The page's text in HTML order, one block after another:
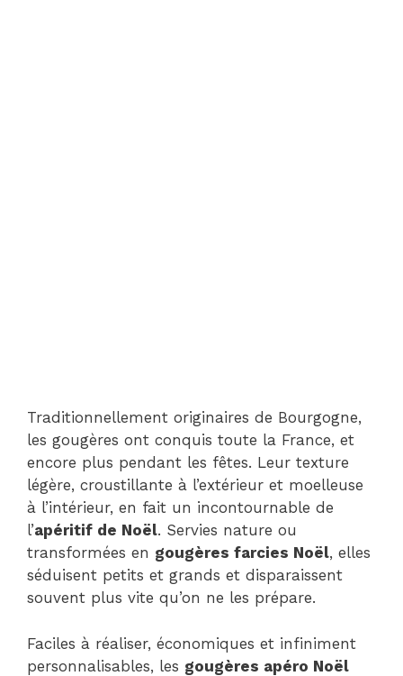
Traditionnellement originaires de Bourgogne,
les gougères ont conquis toute la France, et
encore plus pendant les fêtes. Leur texture
légère, croustillante à l’extérieur et moelleuse
à l’intérieur, en fait un incontournable de
l’apéritif de Noël. Servies nature ou
transformées en gougères farcies Noël, elles
séduisent petits et grands et disparaissent
souvent plus vite qu’on ne les prépare.
Faciles à réaliser, économiques et infiniment
personnalisables, les gougères apéro Noël